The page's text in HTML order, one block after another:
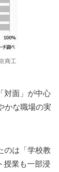
商工
対面」が中心
かな職場の実
のは「学校教
授業も一部浸